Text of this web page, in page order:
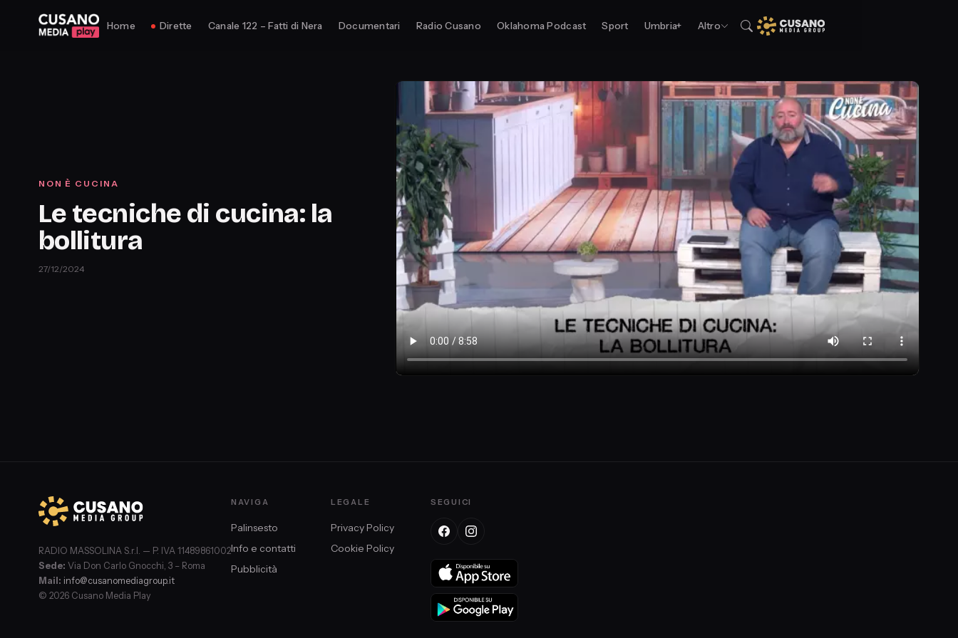
Home Dirette Canale 122 – Fatti di Nera Documentari Radio Cusano Oklahoma Podcast Sport Umbria+ Altro
NON È CUCINA
Le tecniche di cucina: la
bollitura
27/12/2024
RADIO MASSOLINA S.r.l. — P. IVA 11489861002
Sede: Via Don Carlo Gnocchi, 3 – Roma
Mail: info@cusanomediagroup.it
© 2026 Cusano Media Play
NAVIGA
Palinsesto
Info e contatti
Pubblicità
LEGALE
Privacy Policy
Cookie Policy
SEGUICI